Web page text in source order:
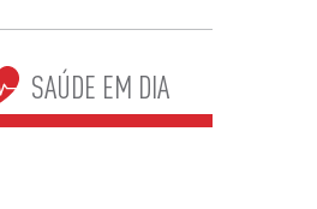
SAÚDE EM DIA